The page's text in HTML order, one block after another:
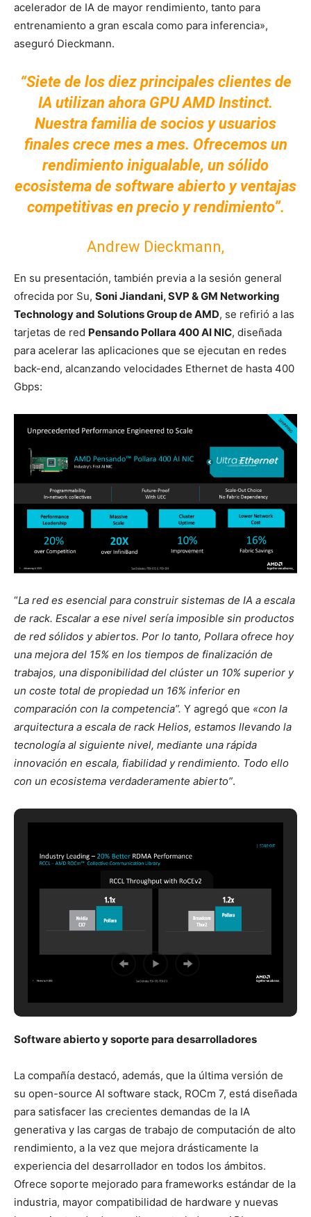
acelerador de IA de mayor rendimiento, tanto para
entrenamiento a gran escala como para inferencia»,
aseguró Dieckmann.
“Siete de los diez principales clientes de
IA utilizan ahora GPU AMD Instinct.
Nuestra familia de socios y usuarios
finales crece mes a mes. Ofrecemos un
rendimiento inigualable, un sólido
ecosistema de software abierto y ventajas
competitivas en precio y rendimiento”.
Andrew Dieckmann,
En su presentación, también previa a la sesión general
ofrecida por Su, Soni Jiandani, SVP & GM Networking
Technology and Solutions Group de AMD, se refirió a las
tarjetas de red Pensando Pollara 400 AI NIC, diseñada
para acelerar las aplicaciones que se ejecutan en redes
back-end, alcanzando velocidades Ethernet de hasta 400
Gbps:
“La red es esencial para construir sistemas de IA a escala
de rack. Escalar a ese nivel sería imposible sin productos
de red sólidos y abiertos. Por lo tanto, Pollara ofrece hoy
una mejora del 15% en los tiempos de finalización de
trabajos, una disponibilidad del clúster un 10% superior y
un coste total de propiedad un 16% inferior en
comparación con la competencia”. Y agregó que «con la
arquitectura a escala de rack Helios, estamos llevando la
tecnología al siguiente nivel, mediante una rápida
innovación en escala, fiabilidad y rendimiento. Todo ello
con un ecosistema verdaderamente abierto”.
Software abierto y soporte para desarrolladores
La compañía destacó, además, que la última versión de
su open-source AI software stack, ROCm 7, está diseñada
para satisfacer las crecientes demandas de la IA
generativa y las cargas de trabajo de computación de alto
rendimiento, a la vez que mejora drásticamente la
experiencia del desarrollador en todos los ámbitos.
Ofrece soporte mejorado para frameworks estándar de la
industria, mayor compatibilidad de hardware y nuevas